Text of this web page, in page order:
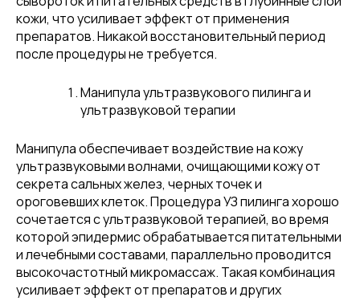
кожи, что усиливает эффект от применения
препаратов. Никакой восстановительный период
после процедуры не требуется.
Манипула ультразвукового пилинга и
ультразвуковой терапии
Манипула обеспечивает воздействие на кожу
ультразвуковыми волнами, очищающими кожу от
секрета сальных желез, черных точек и
ороговевших клеток. Процедура УЗ пилинга хорошо
сочетается с ультразвуковой терапией, во время
которой эпидермис обрабатывается питательными
и лечебными составами, параллельно проводится
высокочастотный микромассаж. Такая комбинация
усиливает эффект от препаратов и других